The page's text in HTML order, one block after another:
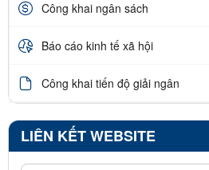
Công khai ngân sách
Báo cáo kinh tế xã hội
Công khai tiến độ giải ngân
LIÊN KẾT WEBSITE